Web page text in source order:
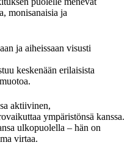
monisanaisia ja
ja aiheissaan visusti
keskenään erilaisista
aktiivinen,
ympäristönsä kanssa.
ulkopuolella – hän on
virtaa.